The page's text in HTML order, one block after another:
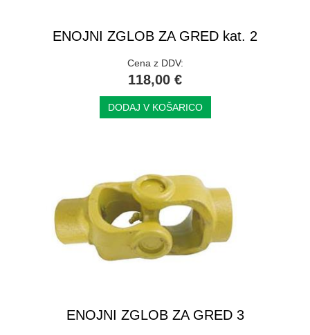
ENOJNI ZGLOB ZA GRED kat. 2
Cena z DDV:
118,00 €
DODAJ V KOŠARICO
ENOJNI ZGLOB ZA GRED 3